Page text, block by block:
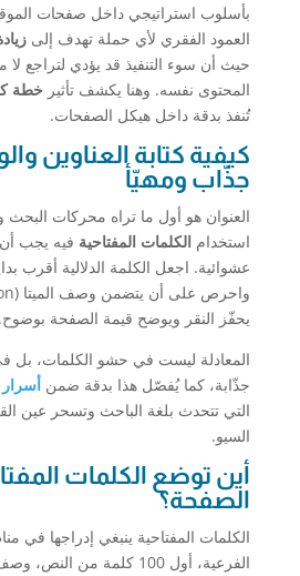
بأسلوب استراتيجي داخل صفحات
العمود الفقري لأي حملة تهدف إلى
حيث أن سوء التنفيذ قد يؤدي لتراجع لا
المحتوى نفسه. وهنا يكشف تأثير خطة
تُنفذ بدقة داخل هيكل الصفحات.
كيفية كتابة العناوين
جذّاب ومهيّأ
العنوان هو أول ما تراه محركات البحث
استخدام الكلمات المفتاحية فيه يجب
عشوائية. اجعل الكلمة الدلالية أقرب
يحفّز النقر ويوضح قيمة الصفحة بوضوح.
المعادلة ليست في حشو الكلمات، بل
جذّابة، كما يُفصّل هذا بدقة ضمن أسرار
التي تتحدث بلغة الباحث وتسحر عين
السيو.
أين توضع الكلمات
الصفحة؟
الكلمات المفتاحية ينبغي إدراجها في
الفرعية، أول 100 كلمة من